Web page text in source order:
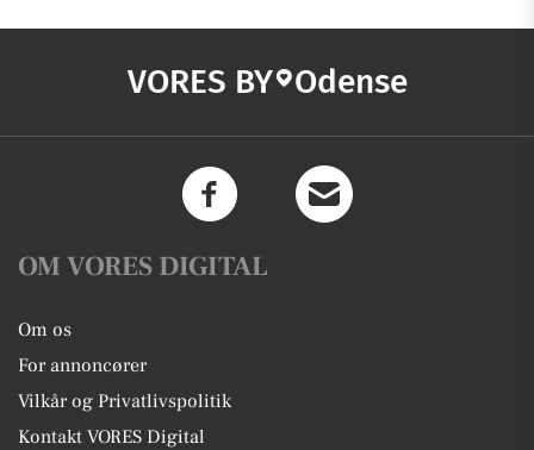
VORES BY Odense
OM VORES DIGITAL
Om os
For annoncører
Vilkår og Privatlivspolitik
Kontakt VORES Digital